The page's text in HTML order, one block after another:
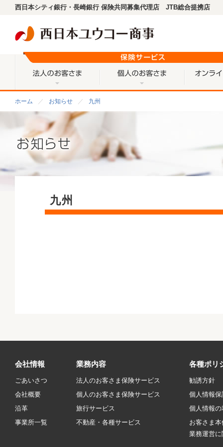
西日本シティ銀行・長崎銀行 保険共同募集代理店 JTB総合提携店
法人のお客さま
ホーム お知らせ 九州
九州
会社情報
ごあいさつ
会社概要
沿革
事業所一覧
業務内容
法人のお客さま保険サービス
個人のお客さま保険サービス
旅行サービス
不動産・各種サービス
各種ポリ
勧誘方針
個人情報保
個人情報
お客さま本
業務運営